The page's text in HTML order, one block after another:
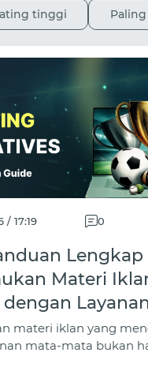
tinggi
/ 17:19 0
Materi
materi iklan yang
mata-mata bukan